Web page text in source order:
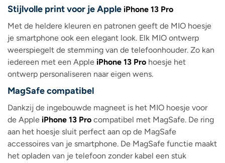
Stijlvolle print voor je Apple iPhone 13 Pro
Met de heldere kleuren en patronen geeft de MIO hoesje
je smartphone ook een elegant look. Elk MIO ontwerp
weerspiegelt de stemming van de telefoonhouder. Zo kan
iedereen met een Apple iPhone 13 Pro hoesje het
ontwerp personaliseren naar eigen wens.
MagSafe compatibel
Dankzij de ingebouwde magneet is het MIO hoesje voor
de Apple iPhone 13 Pro compatibel met MagSafe. De ring
aan het hoesje sluit perfect aan op de MagSafe
accessoires van je smartphone. De MagSafe functie maakt
het opladen van je telefoon zonder kabel een stuk